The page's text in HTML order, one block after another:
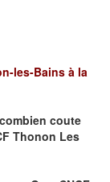
les-Bains à la
combien coute
Thonon Les